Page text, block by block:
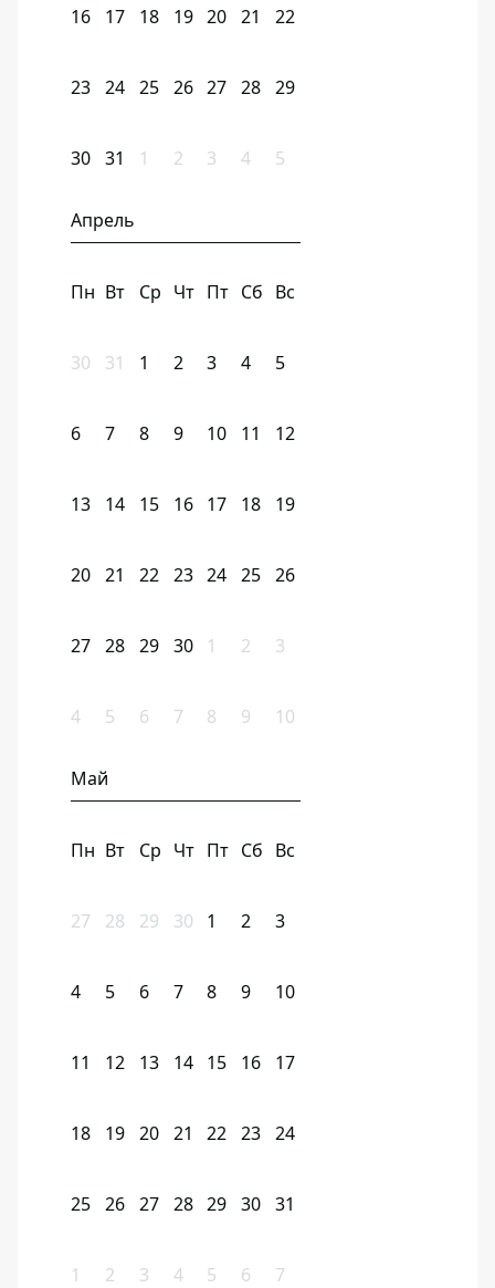
16 17 18 19 20 21 22
23 24 25 26 27 28 29
30 31 1 2 3 4 5
Апрель
Пн Вт Ср Чт Пт Сб Вс
30 31 1 2 3 4 5
6 7 8 9 10 11 12
13 14 15 16 17 18 19
20 21 22 23 24 25 26
27 28 29 30 1 2 3
4 5 6 7 8 9 10
Май
Пн Вт Ср Чт Пт Сб Вс
27 28 29 30 1 2 3
4 5 6 7 8 9 10
11 12 13 14 15 16 17
18 19 20 21 22 23 24
25 26 27 28 29 30 31
1 2 3 4 5 6 7